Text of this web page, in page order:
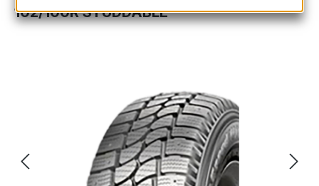
102/100R STUDDABLE